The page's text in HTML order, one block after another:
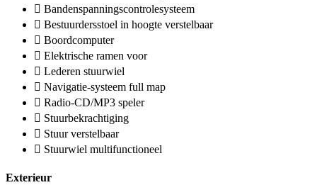
Bandenspanningscontrolesysteem
Bestuurdersstoel in hoogte verstelbaar
Boordcomputer
Elektrische ramen voor
Lederen stuurwiel
Navigatie-systeem full map
Radio-CD/MP3 speler
Stuurbekrachtiging
Stuur verstelbaar
Stuurwiel multifunctioneel
Exterieur